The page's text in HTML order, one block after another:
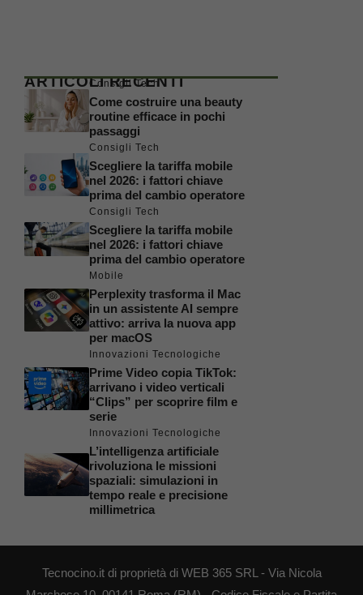
ARTICOLI RECENTI
Consigli Tech
Come costruire una beauty
routine efficace in pochi
passaggi
Consigli Tech
Scegliere la tariffa mobile
nel 2026: i fattori chiave
prima del cambio operatore
Consigli Tech
Scegliere la tariffa mobile
nel 2026: i fattori chiave
prima del cambio operatore
Mobile
Perplexity trasforma il Mac
in un assistente AI sempre
attivo: arriva la nuova app
per macOS
Innovazioni Tecnologiche
Prime Video copia TikTok:
arrivano i video verticali
“Clips” per scoprire film e
serie
Innovazioni Tecnologiche
L’intelligenza artificiale
rivoluziona le missioni
spaziali: simulazioni in
tempo reale e precisione
millimetrica
Tecnocino.it di proprietà di WEB 365 SRL - Via Nicola